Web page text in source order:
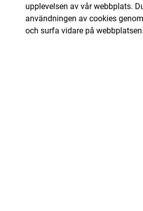
upplevelsen av vår webbplats.
användningen av cookies
och surfa vidare på webbplatsen.